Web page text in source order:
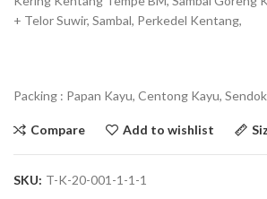
+ Telor Suwir, Sambal, Perkedel Kentang,
Packing : Papan Kayu, Centong Kayu,
Compare Add to wishlist
SKU: T-K-20-001-1-1-1